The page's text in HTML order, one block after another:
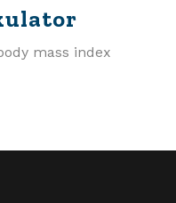
mass index